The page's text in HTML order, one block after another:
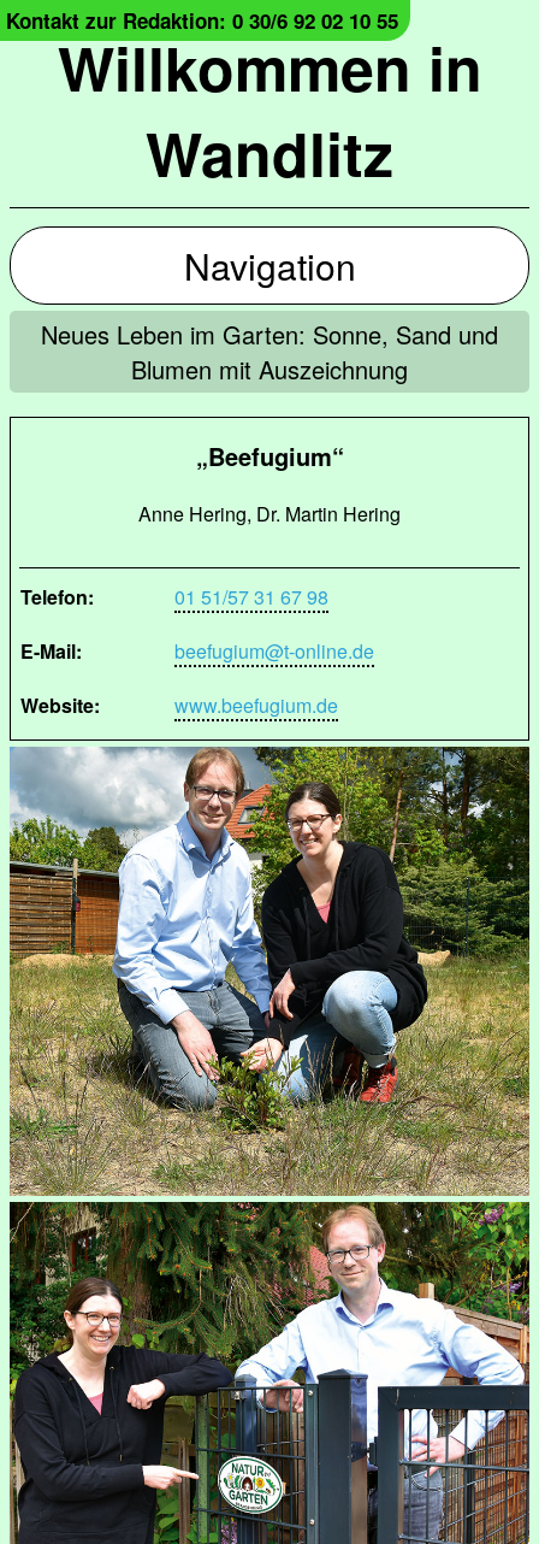
Willkommen in
Wandlitz
Kontakt zur Redaktion: 0 30/6 92 02 10 55
Navigation
Neues Leben im Garten: Sonne, Sand und
Blumen mit Auszeichnung
„Beefugium“
Anne Hering, Dr. Martin Hering
Telefon:
01 51/57 31 67 98
E-Mail:
beefugium@t-online.de
Website:
www.beefugium.de